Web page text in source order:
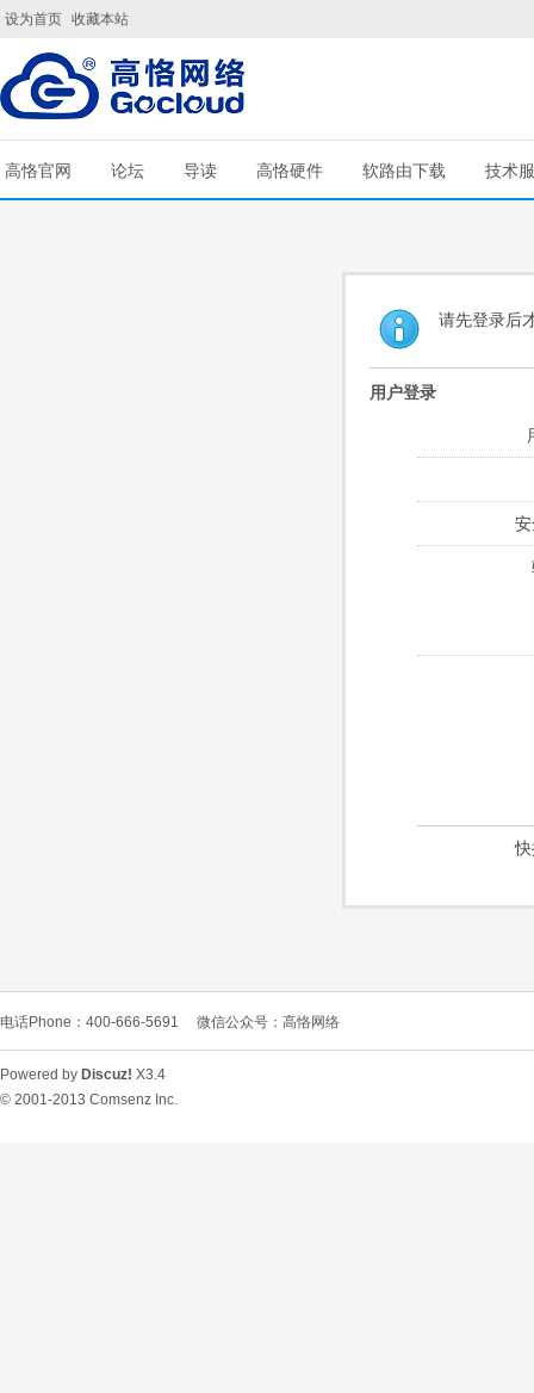
设为首页 收藏本站
高恪官网 论坛 导读 高恪硬件 软路由下载 技术
请先登录后
用户登录
电话Phone：400-666-5691 微信公众号：高恪网络
Powered by Discuz! X3.4
© 2001-2013 Comsenz Inc.